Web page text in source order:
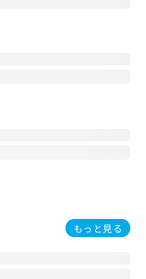
もっと見る